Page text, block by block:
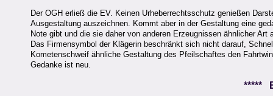
Der OGH erließ die EV. Keinen Urheberrechtsschutz genießen
Ausgestaltung auszeichnen. Kommt aber in der Gestaltung eine
Note gibt und die sie daher von anderen Erzeugnissen ähnlicher
Das Firmensymbol der Klägerin beschränkt sich nicht darauf,
Kometenschweif ähnliche Gestaltung des Pfeilschaftes den
Gedanke ist neu.
*****